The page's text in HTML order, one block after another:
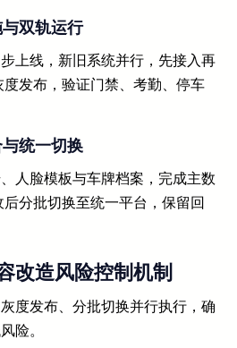
双轨运行
上线，新旧系统并行，先接入再
发布，验证门禁、考勤、停车
统一切换
人脸模板与车牌档案，完成主数
分批切换至统一平台，保留回
改造风险控制机制
度发布、分批切换并行执行，确
险。